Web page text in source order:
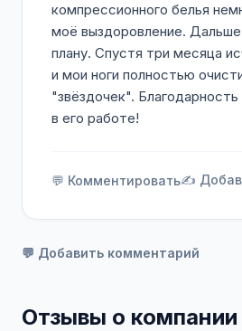
компрессионного белья
моё выздоровление.
плану. Спустя три месяца
и мои ноги полностью
"звёздочек".
в его работе!
💬 Комментировать✍️
💬 Добавить комментарий
Отзывы о компании